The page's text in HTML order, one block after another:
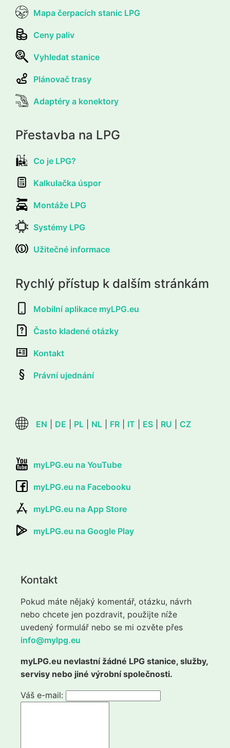
Mapa čerpacích stanic LPG
Ceny paliv
Vyhledat stanice
Plánovač trasy
Adaptéry a konektory
Přestavba na LPG
Co je LPG?
Kalkulačka úspor
Montáže LPG
Systémy LPG
Užitečné informace
Rychlý přístup k dalším stránkám
Mobilní aplikace myLPG.eu
Často kladené otázky
Kontakt
Právní ujednání
EN DE PL NL FR IT ES RU CZ
myLPG.eu na YouTube
myLPG.eu na Facebooku
myLPG.eu na App Store
myLPG.eu na Google Play
Kontakt
Pokud máte nějaký komentář, otázku, návrh
nebo chcete jen pozdravit, použijte níže
uvedený formulář nebo se mi ozvěte přes
info@mylpg.eu
myLPG.eu nevlastní žádné LPG stanice, služby,
servisy nebo jiné výrobní společnosti.
Váš e-mail: